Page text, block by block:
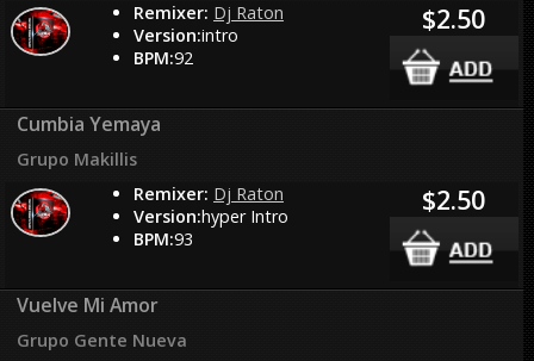
Remixer: Dj Raton
Version:intro
BPM:92
$2.50
Cumbia Yemaya
Grupo Makillis
Remixer: Dj Raton
Version:hyper Intro
BPM:93
$2.50
Vuelve Mi Amor
Grupo Gente Nueva